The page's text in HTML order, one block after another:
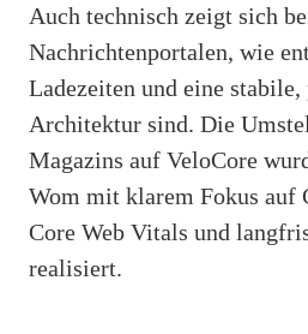
Auch technisch zeigt sich
Nachrichtenportalen, wie
Ladezeiten und eine
Architektur sind. Die
Magazins auf VeloCore
Wom mit klarem Fokus auf
Core Web Vitals und
realisiert.